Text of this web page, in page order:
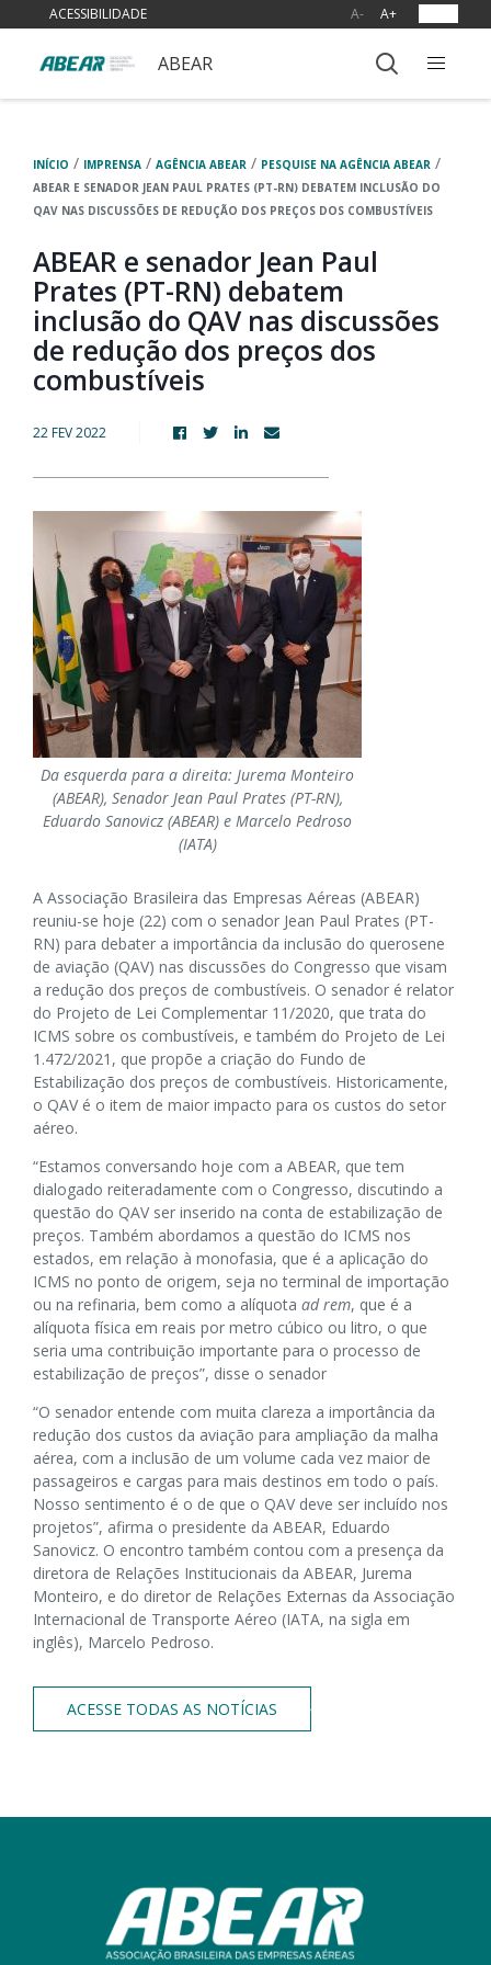
ACESSIBILIDADE A- A+
ABEAR
INÍCIO / IMPRENSA / AGÊNCIA ABEAR / PESQUISE NA AGÊNCIA ABEAR /
ABEAR E SENADOR JEAN PAUL PRATES (PT-RN) DEBATEM INCLUSÃO DO
QAV NAS DISCUSSÕES DE REDUÇÃO DOS PREÇOS DOS COMBUSTÍVEIS
ABEAR e senador Jean Paul
Prates (PT-RN) debatem
inclusão do QAV nas discussões
de redução dos preços dos
combustíveis
22 FEV 2022
Da esquerda para a direita: Jurema Monteiro
(ABEAR), Senador Jean Paul Prates (PT-RN),
Eduardo Sanovicz (ABEAR) e Marcelo Pedroso
(IATA)
A Associação Brasileira das Empresas Aéreas (ABEAR)
reuniu-se hoje (22) com o senador Jean Paul Prates (PT-
RN) para debater a importância da inclusão do querosene
de aviação (QAV) nas discussões do Congresso que visam
a redução dos preços de combustíveis. O senador é relator
do Projeto de Lei Complementar 11/2020, que trata do
ICMS sobre os combustíveis, e também do Projeto de Lei
1.472/2021, que propõe a criação do Fundo de
Estabilização dos preços de combustíveis. Historicamente,
o QAV é o item de maior impacto para os custos do setor
aéreo.
“Estamos conversando hoje com a ABEAR, que tem
dialogado reiteradamente com o Congresso, discutindo a
questão do QAV ser inserido na conta de estabilização de
preços. Também abordamos a questão do ICMS nos
estados, em relação à monofasia, que é a aplicação do
ICMS no ponto de origem, seja no terminal de importação
ou na refinaria, bem como a alíquota ad rem, que é a
alíquota física em reais por metro cúbico ou litro, o que
seria uma contribuição importante para o processo de
estabilização de preços”, disse o senador
“O senador entende com muita clareza a importância da
redução dos custos da aviação para ampliação da malha
aérea, com a inclusão de um volume cada vez maior de
passageiros e cargas para mais destinos em todo o país.
Nosso sentimento é o de que o QAV deve ser incluído nos
projetos”, afirma o presidente da ABEAR, Eduardo
Sanovicz. O encontro também contou com a presença da
diretora de Relações Institucionais da ABEAR, Jurema
Monteiro, e do diretor de Relações Externas da Associação
Internacional de Transporte Aéreo (IATA, na sigla em
inglês), Marcelo Pedroso.
ACESSE TODAS AS NOTÍCIAS